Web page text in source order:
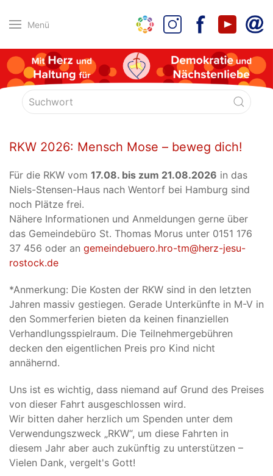
Menü
RKW 2026: Mensch Mose – beweg dich!
Für die RKW vom 17.08. bis zum 21.08.2026 in das
Niels-Stensen-Haus nach Wentorf bei Hamburg sind
noch Plätze frei.
Nähere Informationen und Anmeldungen gerne über
das Gemeindebüro St. Thomas Morus unter 0151 176
37 456 oder an gemeindebuero.hro-tm@herz-jesu-
rostock.de
*Anmerkung: Die Kosten der RKW sind in den letzten
Jahren massiv gestiegen. Gerade Unterkünfte in M-V in
den Sommerferien bieten da keinen finanziellen
Verhandlungsspielraum. Die Teilnehmergebühren
decken den eigentlichen Preis pro Kind nicht
annähernd.
Uns ist es wichtig, dass niemand auf Grund des Preises
von dieser Fahrt ausgeschlossen wird.
Wir bitten daher herzlich um Spenden unter dem
Verwendungszweck „RKW“, um diese Fahrten in
diesem Jahr aber auch zukünftig zu unterstützen –
Vielen Dank, vergelt's Gott!